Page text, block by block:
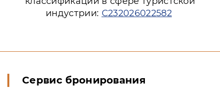
индустрии: С232026022582
Сервис бронирования